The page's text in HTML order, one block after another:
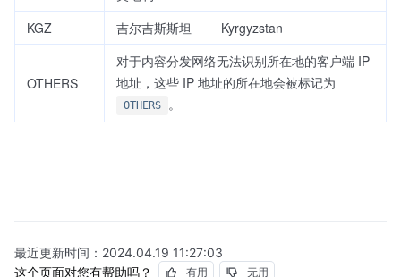
KGZ
吉尔吉斯斯坦 Kyrgyzstan
OTHERS
对于内容分发网络无法识别所在地的客户端 IP
地址，这些 IP 地址的所在地会被标记为
OTHERS 。
最近更新时间： 2024.04.19 11:27:03
这个页面对您有帮助吗？
有用 无用